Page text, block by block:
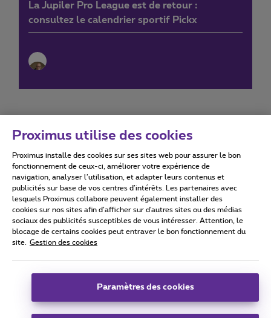
La Jupiler Pro League est de retour :
consultez le calendrier sportif Pickx
Conditions d'utilisation Accessibility statement
Tous droits réservés. © 2026
Conditions générales, info consommateur
Coordonnées de l’entreprise
Boulevard du Roi Albert II 27 - B-1030 Bruxelles.
Proximus utilise des cookies
Proximus installe des cookies sur ses sites web pour assurer le bon
fonctionnement de ceux-ci, améliorer votre expérience de
navigation, analyser l’utilisation, et adapter leurs contenus et
publicités sur base de vos centres d’intérêts. Les partenaires avec
lesquels Proximus collabore peuvent également installer des
cookies sur nos sites afin d’afficher sur d'autres sites ou des médias
sociaux des publicités susceptibles de vous intéresser. Attention, le
blocage de certains cookies peut entraver le bon fonctionnement du
site.
Gestion des cookies
Paramètres des cookies